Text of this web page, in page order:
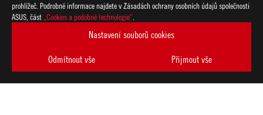
prohlížeč. Podrobné informace najdete v Zásadách ochrany osobních údajů společnosti
ASUS, část „Cookies a podobné technologie“
Nastavení souborů cookies
Odmítnout vše Přijmout vše
PODPOROVANÉ TYPY PLATEB
ZÍSKEJTE NEJNOVĚJŠÍ NABÍDKY A DALŠÍ
VYTVOŘIT
ÚČET